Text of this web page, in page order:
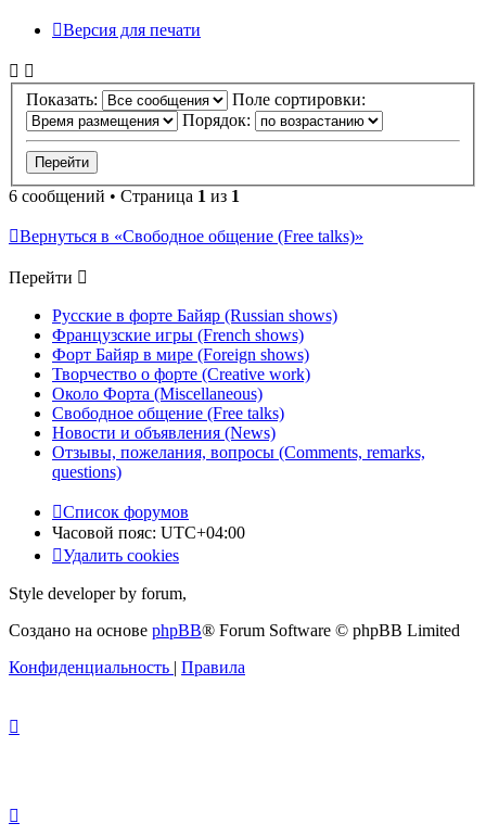
Версия для печати
Показать:
Поле сортировки:
Порядок:
6 сообщений • Страница 1 из 1
Вернуться в «Свободное общение (Free talks)»
Перейти
Русские в форте Байяр (Russian shows)
Французские игры (French shows)
Форт Байяр в мире (Foreign shows)
Творчество о форте (Creative work)
Около Форта (Miscellaneous)
Свободное общение (Free talks)
Новости и объявления (News)
Отзывы, пожелания, вопросы (Comments, remarks,
questions)
Список форумов
Часовой пояс: UTC+04:00
Удалить cookies
Style developer by forum,
Создано на основе phpBB® Forum Software © phpBB Limited
Конфиденциальность | Правила